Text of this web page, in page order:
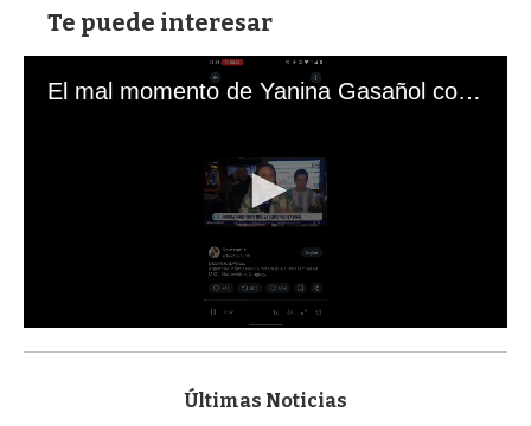
Te puede interesar
El mal momento de Yanina Gasañol con un hincha argentino en "Subrayado"
s
Últimas Noticias